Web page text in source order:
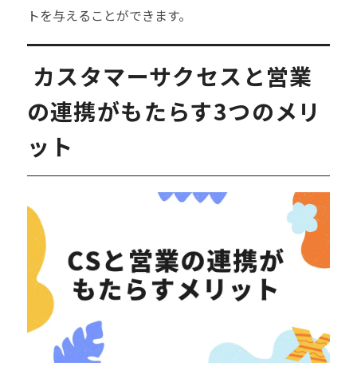
トを与えることができます。
カスタマーサクセスと営業
の連携がもたらす3つのメリ
ット